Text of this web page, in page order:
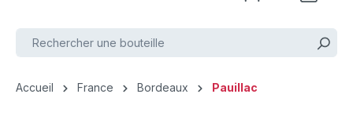
Accueil France Bordeaux Pauillac